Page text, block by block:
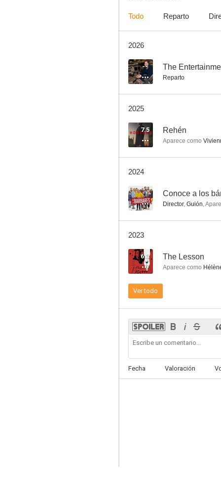
Los tres mosqueteros
7.8
Todo Reparto
2026
-- The
Reparto
2025
7.5 Rehén
Aparece como
2024
-- Conoce a los
Director, Guión,
2023
6.3 The Lesson
Aparece como
Ver todo
Fecha Valoración